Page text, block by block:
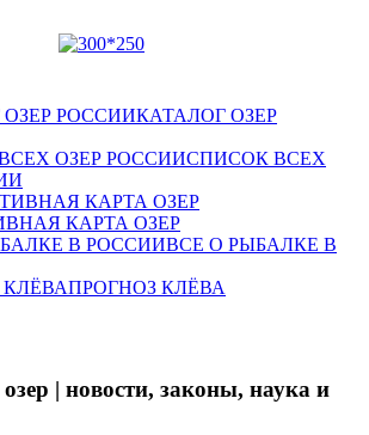
КАТАЛОГ ОЗЕР
СПИСОК ВСЕХ
КАРТА ОЗЕР
ВСЕ О РЫБАЛКЕ В
ПРОГНОЗ КЛЁВА
| новости, законы, наука и